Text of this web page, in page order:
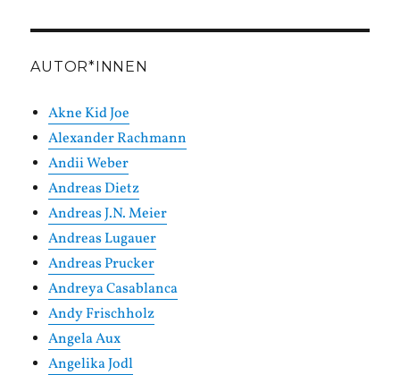
AUTOR*INNEN
Akne Kid Joe
Alexander Rachmann
Andii Weber
Andreas Dietz
Andreas J.N. Meier
Andreas Lugauer
Andreas Prucker
Andreya Casablanca
Andy Frischholz
Angela Aux
Angelika Jodl